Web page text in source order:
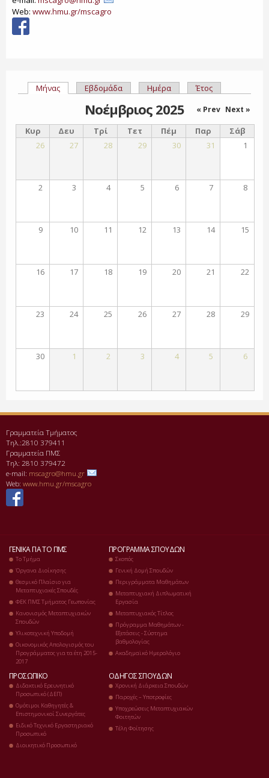
Web: www.hmu.gr/mscagro
Πρωτεύουσες καρτέλες
Μήνας(ενεργή καρτέλα)
Εβδομάδα Ημέρα Έτος
Νοέμβριος 2025 « Prev Next »
Κυρ Δευ Τρί Τετ Πέμ Παρ
Σάβ
26
27 28 29 30 31 1
2 3 4 5 6 7 8
9 10 11 12 13 14 15
16 17 18 19 20 21 22
23 24 25 26 27 28 29
30 1 2 3 4 5 6
Γραμματεία Τμήματος
Τηλ.:2810 379411
Γραμματεία ΠΜΣ
Τηλ: 2810 379472
e-mail: mscagro@hmu.gr
Web: www.hmu.gr/mscagro
ΓΕΝΙΚΆ ΓΙΑ ΤΟ ΠΜΣ
Το Τμήμα
Όργανα Διοίκησης
Θεσμικό Πλαίσιο για
Μεταπτυχιακές Σπουδές
ΦΕΚ ΠΜΣ Τμήματος Γεωπονίας
Κανονισμός Μεταπτυχιακών
Σπουδών
Υλικοτεχνική Υποδομή
Οικονομικός Απολογισμός του
Προγράμματος για τα έτη 2015-
2017
ΠΡΌΓΡΑΜΜΑ ΣΠΟΥΔΏΝ
Σκοπός
Γενική Δομή Σπουδών
Περιγράμματα Μαθημάτων
Μεταπτυχιακή Διπλωματική
Εργασία
Μεταπτυχιακός Τίτλος
Πρόγραμμα Μαθημάτων -
Εξετάσεις - Σύστημα
βαθμολογίας
Ακαδημαϊκό Ημερολόγιο
ΠΡΟΣΩΠΙΚΌ
Διδακτικό Ερευνητικό
Προσωπικό (ΔΕΠ)
Ομότιμοι Καθηγητές &
Επιστημονικοί Συνεργάτες
Ειδικό Τεχνικό Εργαστηριακό
Προσωπικό
Διοικητικό Προσωπικό
ΟΔΗΓΌΣ ΣΠΟΥΔΏΝ
Χρονική Διάρκεια Σπουδών
Παροχές – Υποτροφίες
Υποχρεώσεις Μεταπτυχιακών
Φοιτητών
Τέλη Φοίτησης